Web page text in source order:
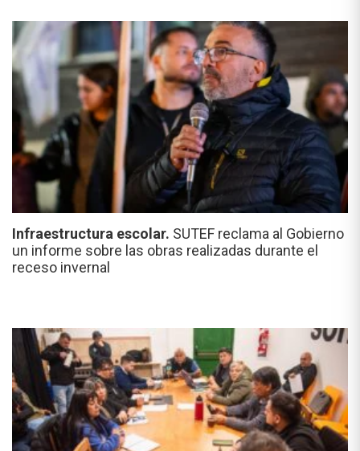
Infraestructura escolar. SUTEF reclama al Gobierno
un informe sobre las obras realizadas durante el
receso invernal